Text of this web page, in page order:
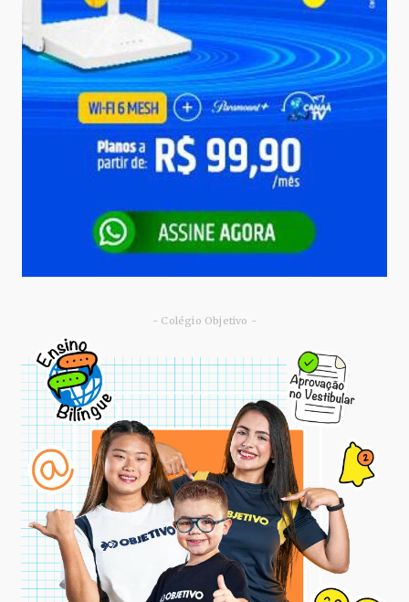
- Colégio Objetivo -